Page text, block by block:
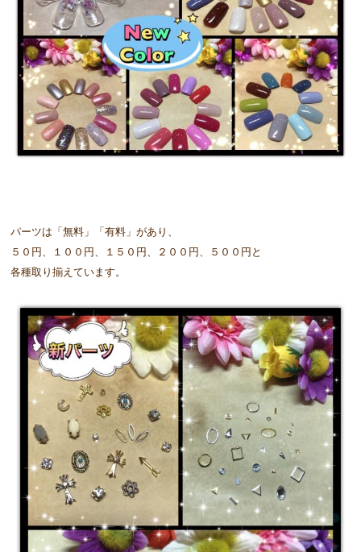
パーツは「無料」「有料」があり、
５０円、１００円、１５０円、２００円、５００円と
各種取り揃えています。